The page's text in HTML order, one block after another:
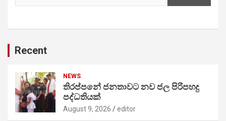
Recent
NEWS
තිරප්පනේ ජනතාවට නව ජල පිරිපහදු
පද්ධතියක්
August 9, 2026 editor